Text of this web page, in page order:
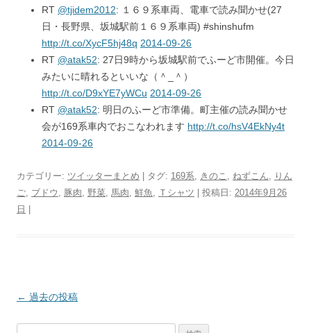
RT @tjidem2012: １６９系車両、電車で読み聞かせ(27
日・長野県、坂城駅前１６９系車両) #shinshufm
http://t.co/XycF5hj48q 2014-09-26
RT @atak52: 27日9時から坂城駅前でふーど市開催。今日
みたいに晴れるといいな（＾_＾）
http://t.co/D9xYE7yWCu 2014-09-26
RT @atak52: 明日のふーど市準備。町主催の読み聞かせ
会が169系車内でおこなわれます http://t.co/hsV4EkNy4t
2014-09-26
カテゴリー: ツイッターまとめ | タグ: 169系, きのこ , ねずこん, りん
ご, ブドウ , 豚肉, 野菜, 馬肉, 鮮魚, Ｔシャツ | 投稿日: 2014年9月26
日
投
← 過去の投稿